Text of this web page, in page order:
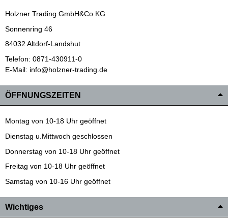
Holzner Trading GmbH&Co.KG
Sonnenring 46
84032 Altdorf-Landshut
Telefon: 0871-430911-0
E-Mail: info@holzner-trading.de
ÖFFNUNGSZEITEN
Montag von 10-18 Uhr geöffnet
Dienstag u.Mittwoch geschlossen
Donnerstag von 10-18 Uhr geöffnet
Freitag von 10-18 Uhr geöffnet
Samstag von 10-16 Uhr geöffnet
Wichtiges